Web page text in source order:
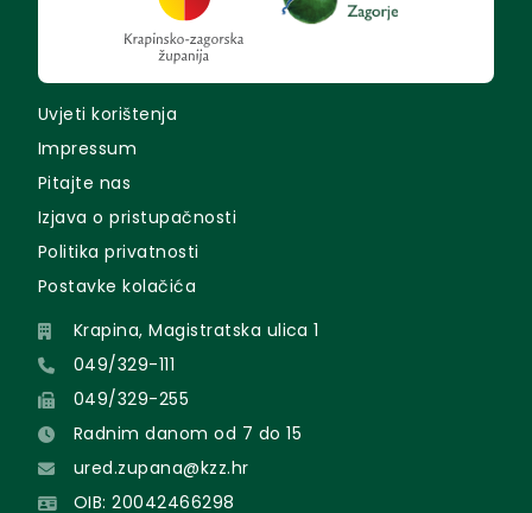
Uvjeti korištenja
Impressum
Pitajte nas
Izjava o pristupačnosti
Politika privatnosti
Postavke kolačića
Krapina, Magistratska ulica 1
049/329-111
049/329-255
Radnim danom od 7 do 15
ured.zupana@kzz.hr
OIB: 20042466298